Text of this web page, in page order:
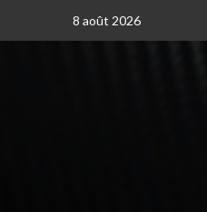
8 août 2026